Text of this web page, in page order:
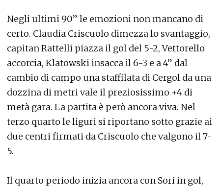
Negli ultimi 90” le emozioni non mancano di
certo. Claudia Criscuolo dimezza lo svantaggio,
capitan Rattelli piazza il gol del 5-2, Vettorello
accorcia, Klatowski insacca il 6-3 e a 4” dal
cambio di campo una staffilata di Cergol da una
dozzina di metri vale il preziosissimo +4 di
metà gara. La partita è però ancora viva. Nel
terzo quarto le liguri si riportano sotto grazie ai
due centri firmati da Criscuolo che valgono il 7-
5.
Il quarto periodo inizia ancora con Sori in gol,